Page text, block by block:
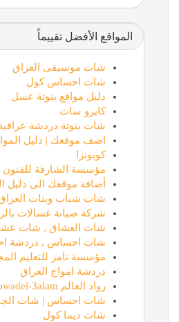
المواقع الأفضل تقييماً
شات موسيقى العراق
شات احساس كول
دليل مواقع بنوتة عسل
كايرو سات
شات بنوتة دردشة
اضف موقعك | دليل
كوبونزا
مؤسسة الشارقة للفنون
أضافة موقعك الى دليل
شات شباب وبنات
شركة صيانة غسالات
شات العشاق , شات
شات احساس , دردشة
مؤسسة تامر للتعليم
دردشة امواج العراق
رواد العالم rowadel-3alam
شات احساس | شات
شات ديما كول